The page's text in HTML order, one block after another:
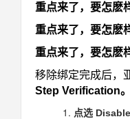
重点来了，要怎麽
重点来了，要怎麽
重点来了，要怎麽
移除绑定完成后，
Step Verification。
点选 Disable